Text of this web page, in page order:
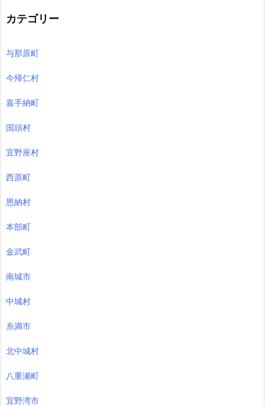
カテゴリー
与那原町
今帰仁村
嘉手納町
国頭村
宜野座村
西原町
恩納村
本部町
金武町
南城市
中城村
糸満市
北中城村
八重瀬町
宜野湾市